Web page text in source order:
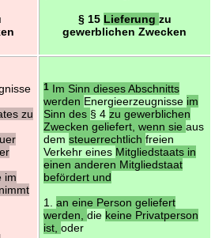
§ 15 Lieferung zu
gewerblichen Zwecken
zu
im
1Im Sinn dieses Abschnitts
werden Energieerzeugnisse im
Sinn des § 4 zu gewerblichen
Zwecken geliefert, wenn sie aus
dem steuerrechtlich freien
Verkehr eines Mitgliedstaats in
einen anderen Mitgliedstaat
befördert und
1. an eine Person geliefert
werden, die keine Privatperson
ist, oder